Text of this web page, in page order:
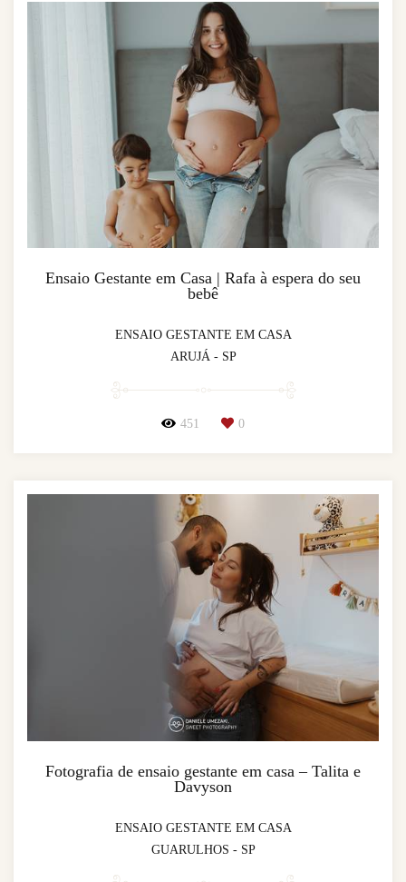
Ensaio Gestante em Casa | Rafa à espera do seu
bebê
ENSAIO GESTANTE EM CASA
ARUJÁ - SP
451 0
Fotografia de ensaio gestante em casa – Talita e
Davyson
ENSAIO GESTANTE EM CASA
GUARULHOS - SP